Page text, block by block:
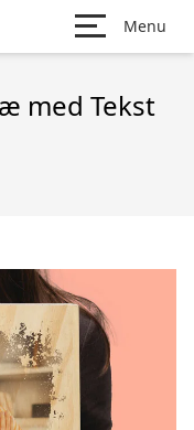
Menu
med Tekst